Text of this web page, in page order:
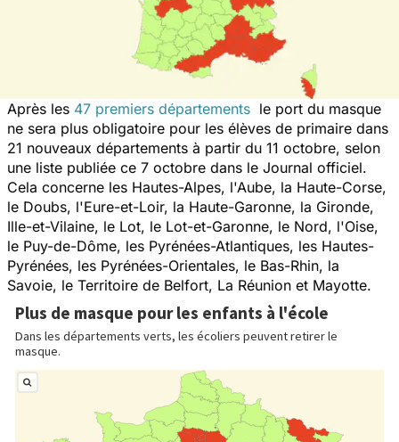
Après les 47 premiers départements le port du masque
ne sera plus obligatoire pour les élèves de primaire dans
21 nouveaux départements à partir du 11 octobre, selon
une liste publiée ce 7 octobre dans le Journal officiel.
Cela concerne les Hautes-Alpes, l'Aube, la Haute-Corse,
le Doubs, l'Eure-et-Loir, la Haute-Garonne, la Gironde,
Ille-et-Vilaine, le Lot, le Lot-et-Garonne, le Nord, l'Oise,
le Puy-de-Dôme, les Pyrénées-Atlantiques, les Hautes-
Pyrénées, les Pyrénées-Orientales, le Bas-Rhin, la
Savoie, le Territoire de Belfort, La Réunion et Mayotte.